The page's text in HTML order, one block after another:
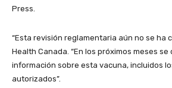
Press.
“Esta revisión reglamentaria aún no se ha
Health Canada. “En los próximos meses
información sobre esta vacuna, incluidos
autorizados”.